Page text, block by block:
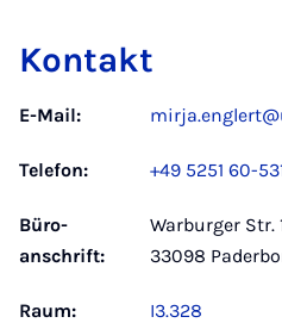
Kontakt
E-Mail:
Telefon: +49 5251 60-
Büro­
anschrift:
Warburger Str.
33098
Raum: I3.328